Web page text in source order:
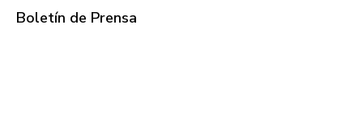
Boletín de Prensa